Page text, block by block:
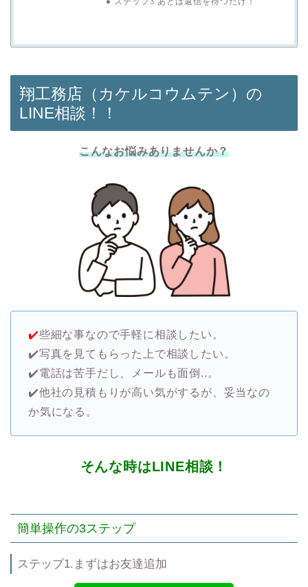
翔工務店（カケルコウムテン）の
LINE相談！！
こんなお悩みありませんか？
✔️些細な事なので手軽に相談したい。
✔️写真を見てもらった上で相談したい。
✔️電話は苦手だし、メールも面倒..。
✔️他社の見積もりが高い気がするが、妥当なの
か気になる。
そんな時はLINE相談！
簡単操作の3ステップ
ステップ1.まずはお友達追加